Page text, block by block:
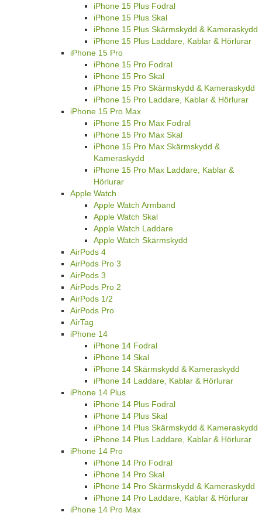
iPhone 15 Plus Fodral
iPhone 15 Plus Skal
iPhone 15 Plus Skärmskydd & Kameraskydd
iPhone 15 Plus Laddare, Kablar & Hörlurar
iPhone 15 Pro
iPhone 15 Pro Fodral
iPhone 15 Pro Skal
iPhone 15 Pro Skärmskydd & Kameraskydd
iPhone 15 Pro Laddare, Kablar & Hörlurar
iPhone 15 Pro Max
iPhone 15 Pro Max Fodral
iPhone 15 Pro Max Skal
iPhone 15 Pro Max Skärmskydd &
Kameraskydd
iPhone 15 Pro Max Laddare, Kablar &
Hörlurar
Apple Watch
Apple Watch Armband
Apple Watch Skal
Apple Watch Laddare
Apple Watch Skärmskydd
AirPods 4
AirPods Pro 3
AirPods 3
AirPods Pro 2
AirPods 1/2
AirPods Pro
AirTag
iPhone 14
iPhone 14 Fodral
iPhone 14 Skal
iPhone 14 Skärmskydd & Kameraskydd
iPhone 14 Laddare, Kablar & Hörlurar
iPhone 14 Plus
iPhone 14 Plus Fodral
iPhone 14 Plus Skal
iPhone 14 Plus Skärmskydd & Kameraskydd
iPhone 14 Plus Laddare, Kablar & Hörlurar
iPhone 14 Pro
iPhone 14 Pro Fodral
iPhone 14 Pro Skal
iPhone 14 Pro Skärmskydd & Kameraskydd
iPhone 14 Pro Laddare, Kablar & Hörlurar
iPhone 14 Pro Max